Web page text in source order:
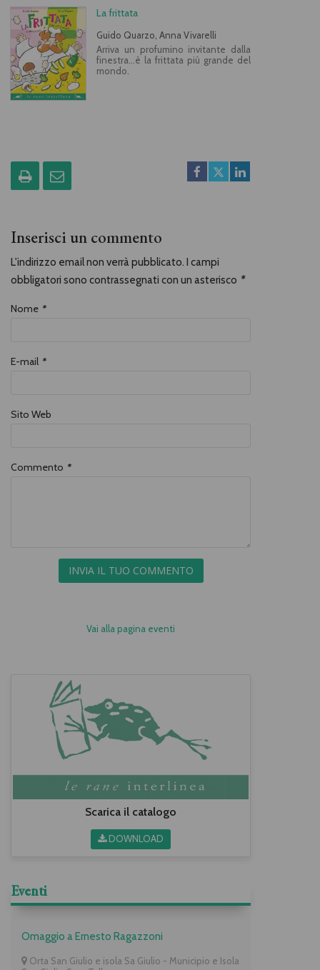
La frittata
Guido Quarzo, Anna Vivarelli
Arriva un profumino invitante dalla
finestra...è la frittata più grande del
mondo.
Inserisci un commento
L'indirizzo email non verrà pubblicato. I campi
obbligatori sono contrassegnati con un asterisco *
Nome *
E-mail *
Sito Web
Commento *
INVIA IL TUO COMMENTO
Vai alla pagina eventi
Scarica il catalogo
DOWNLOAD
Eventi
Omaggio a Ernesto Ragazzoni
Orta San Giulio e isola Sa Giulio - Municipio e Isola